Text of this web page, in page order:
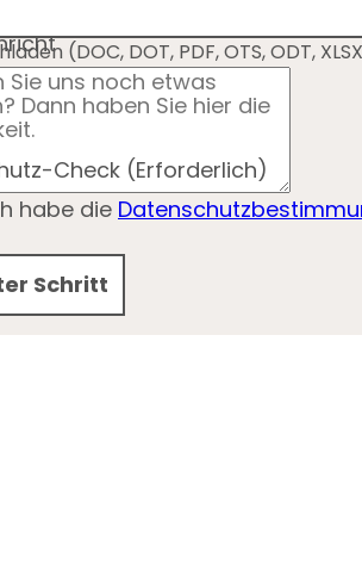
(DOC, DOT, PDF, OTS, ODT,
Check (Erforderlich)
habe die
Schritt